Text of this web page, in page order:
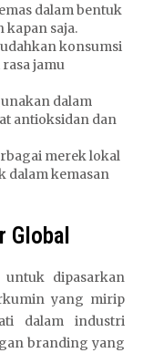
dalam bentuk
saja.
konsumsi
jamu
dalam
antioksidan dan
merek lokal
dalam kemasan
Global
dipasarkan
yang mirip
dalam industri
branding yang